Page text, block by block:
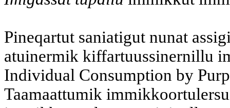
Pineqartut saniatigut nunat
atuinermik kiffartuussinernillu
Individual Consumption by
Taamaattumik